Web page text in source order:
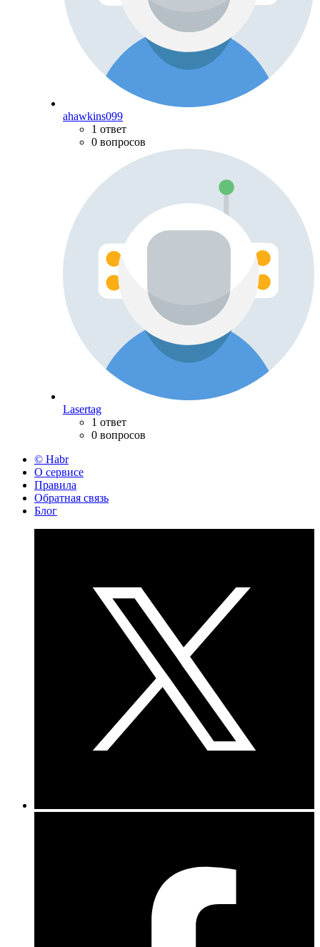
ahawkins099
1 ответ
0 вопросов
Lasertag
1 ответ
0 вопросов
© Habr
О сервисе
Правила
Обратная связь
Блог